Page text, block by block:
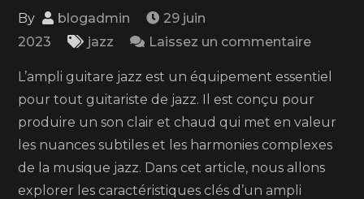
By blogadmin
29 juin
2023
jazz Laissez un commentaireon
choisir
le
meilleur
ampli
guitare
L’ampli guitare jazz est un équipement essentiel
pour tout guitariste de jazz. Il est conçu pour
produire un son clair et chaud qui met en valeur
les nuances subtiles et les harmonies complexes
de la musique jazz. Dans cet article, nous allons
explorer les caractéristiques clés d’un ampli